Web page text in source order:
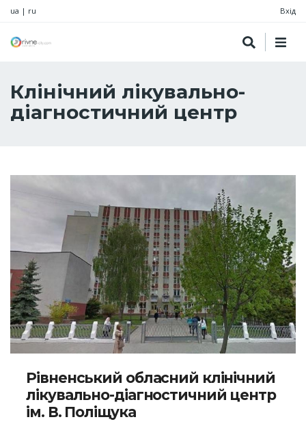
ua | ru Вхід
Клінічний лікувально-
діагностичний центр
Рівненський обласний клінічний
лікувально-діагностичний центр
ім. В. Поліщука